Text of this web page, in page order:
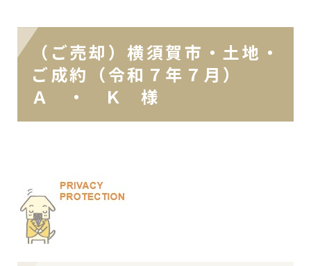
（ご売却）横須賀市・土地・
ご成約（令和７年７月）
Ａ ・ Ｋ 様